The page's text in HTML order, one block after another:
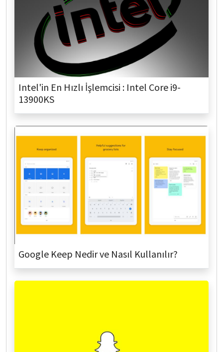
Intel'in En Hızlı İşlemcisi : Intel Core i9-
13900KS
Google Keep Nedir ve Nasıl Kullanılır?